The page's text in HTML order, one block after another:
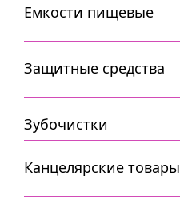
Емкости пищевые
Защитные средства
Зубочистки
Канцелярские товары